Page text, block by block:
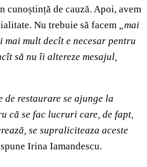
cunoștință de cauză. Apoi, avem
Nu trebuie să facem „mai
mult decît e necesar pentru
să nu îi altereze mesajul,
restaurare se ajunge la
că se fac lucruri care, de fapt,
se supraliciteaza aceste
Irina Iamandescu.